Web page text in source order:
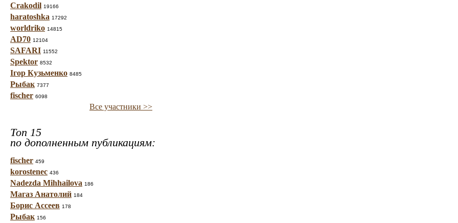
Crakodil 19166
haratoshka 17292
worldriko 14815
AD70 12104
SAFARI 11552
Spektor 8532
Ігор Кузьменко 8485
Рыбак 7377
fischer 6098
Все участники >>
Топ 15
по дополненным публикациям:
fischer 459
korostenec 436
Nadezda Mihhailova 186
Магаз Анатолий 184
Борис Ассеев 178
Рыбак 156